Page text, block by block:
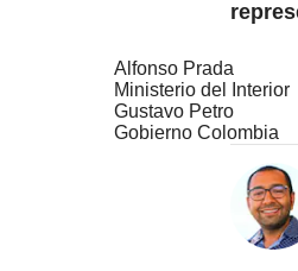
Alfonso Prada
Ministerio del Interior
Gustavo Petro
Gobierno Colombia